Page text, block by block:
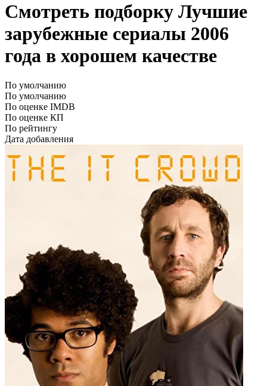
Смотреть подборку Лучшие
зарубежные сериалы 2006
года в хорошем качестве
По умолчанию
По умолчанию
По оценке IMDB
По оценке КП
По рейтингу
Дата добавления